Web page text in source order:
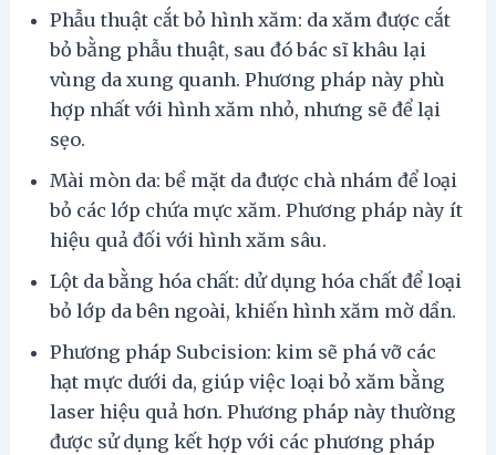
Phẫu thuật cắt bỏ hình xăm: da xăm được cắt
bỏ bằng phẫu thuật, sau đó bác sĩ khâu lại
vùng da xung quanh. Phương pháp này phù
hợp nhất với hình xăm nhỏ, nhưng sẽ để lại
sẹo.
Mài mòn da: bề mặt da được chà nhám để loại
bỏ các lớp chứa mực xăm. Phương pháp này ít
hiệu quả đối với hình xăm sâu.
Lột da bằng hóa chất: dử dụng hóa chất để loại
bỏ lớp da bên ngoài, khiến hình xăm mờ dần.
Phương pháp Subcision: kim sẽ phá vỡ các
hạt mực dưới da, giúp việc loại bỏ xăm bằng
laser hiệu quả hơn. Phương pháp này thường
được sử dụng kết hợp với các phương pháp